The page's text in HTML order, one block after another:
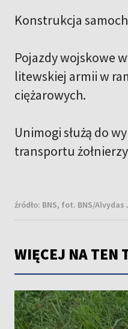
Konstrukcja
Pojazdy wojskowe
litewskiej armii w
ciężarowych.
Unimogi służą do
transportu
źródło: BNS, fot. BNS/Alvydas
WIĘCEJ NA TEN